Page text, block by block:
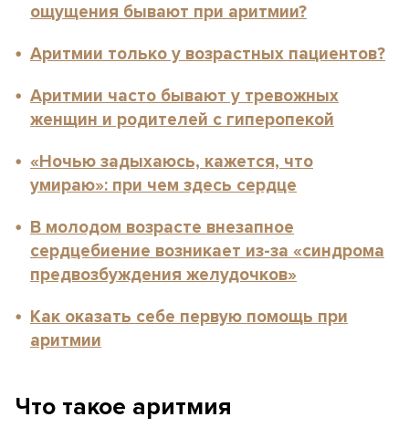
ощущения бывают при аритмии?
Аритмии только у возрастных пациентов?
Аритмии часто бывают у тревожных
женщин и родителей с гиперопекой
«Ночью задыхаюсь, кажется, что
умираю»: при чем здесь сердце
В молодом возрасте внезапное
сердцебиение возникает из-за «синдрома
предвозбуждения желудочков»
Как оказать себе первую помощь при
аритмии
Что такое аритмия